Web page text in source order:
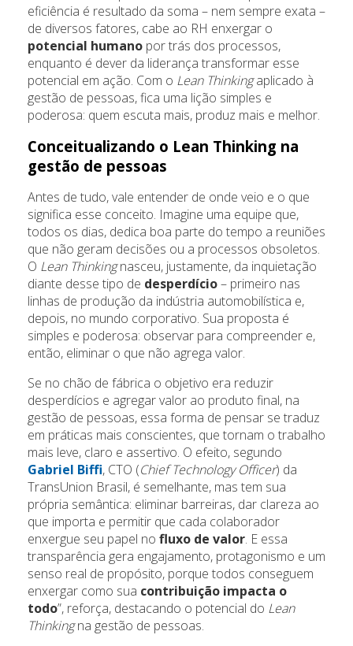
eficiência é resultado da soma – nem sempre exata –
de diversos fatores, cabe ao RH enxergar o
potencial humano por trás dos processos,
enquanto é dever da liderança transformar esse
potencial em ação. Com o Lean Thinkingaplicado à
gestão de pessoas, fica uma lição simples e
poderosa: quem escuta mais, produz mais e melhor.
Conceitualizando o Lean Thinking na
gestão de pessoas
Antes de tudo, vale entender de onde veio e o que
significa esse conceito. Imagine uma equipe que,
todos os dias, dedica boa parte do tempo a reuniões
que não geram decisões ou a processos obsoletos.
O Lean Thinkingnasceu, justamente, da inquietação
diante desse tipo de desperdício– primeiro nas
linhas de produção da indústria automobilística e,
depois, no mundo corporativo. Sua proposta é
simples e poderosa: observar para compreender e,
então, eliminar o que não agrega valor.
Se no chão de fábrica o objetivo era reduzir
desperdícios e agregar valor ao produto final, na
gestão de pessoas, essa forma de pensar se traduz
em práticas mais conscientes, que tornam o trabalho
mais leve, claro e assertivo. O efeito, segundo
Gabriel Biffi, CTO (Chief Technology Officer) da
TransUnion Brasil, é semelhante, mas tem sua
própria semântica: eliminar barreiras, dar clareza ao
que importa e permitir que cada colaborador
enxergue seu papel no fluxo de valor. E essa
transparência gera engajamento, protagonismo e um
senso real de propósito, porque todos conseguem
enxergar como sua contribuição impacta o
todo”, reforça, destacando o potencial do Lean
Thinkingna gestão de pessoas.